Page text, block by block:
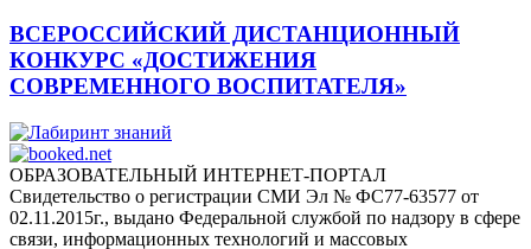
ВСЕРОССИЙСКИЙ ДИСТАНЦИОННЫЙ
КОНКУРС «ДОСТИЖЕНИЯ
СОВРЕМЕННОГО ВОСПИТАТЕЛЯ»
Лабиринт знаний
ОБРАЗОВАТЕЛЬНЫЙ ИНТЕРНЕТ-ПОРТАЛ
Свидетельство о регистрации СМИ Эл № ФС77-63577 от
02.11.2015г., выдано Федеральной службой по надзору в сфере
связи, информационных технологий и массовых